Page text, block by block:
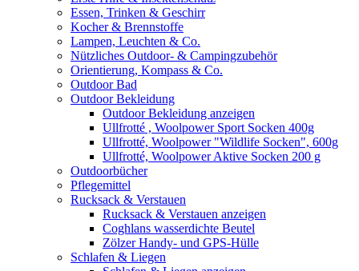
Essen, Trinken & Geschirr
Kocher & Brennstoffe
Lampen, Leuchten & Co.
Nützliches Outdoor- & Campingzubehör
Orientierung, Kompass & Co.
Outdoor Bad
Outdoor Bekleidung
Outdoor Bekleidung anzeigen
Ullfrotté , Woolpower Sport Socken 400g
Ullfrotté, Woolpower "Wildlife Socken", 600g
Ullfrotté, Woolpower Aktive Socken 200 g
Outdoorbücher
Pflegemittel
Rucksack & Verstauen
Rucksack & Verstauen anzeigen
Coghlans wasserdichte Beutel
Zölzer Handy- und GPS-Hülle
Schlafen & Liegen